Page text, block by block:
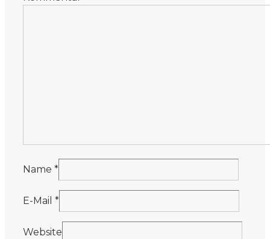
Name *
E-Mail *
Website